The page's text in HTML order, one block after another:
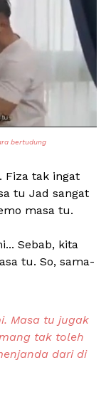
bertudung
Fiza tak ingat
tu Jad sangat
masa tu.
Sebab, kita
tu. So, sama-
Masa tu jugak
tak toleh
dari di